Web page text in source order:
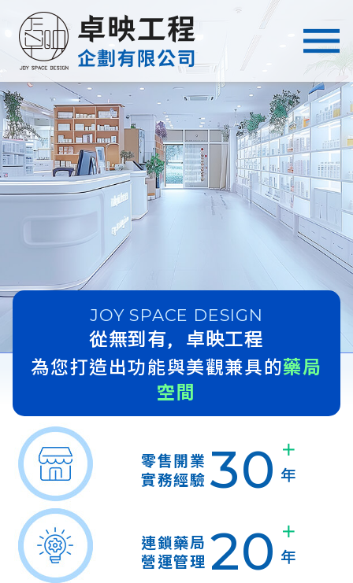
JOY SPACE DESIGN
從無到有，卓映工程
為您打造出功能與美觀兼具的藥局
空間
零售開業
實務經驗 30 ＋
年
連鎖藥局
營運管理 20 ＋
年